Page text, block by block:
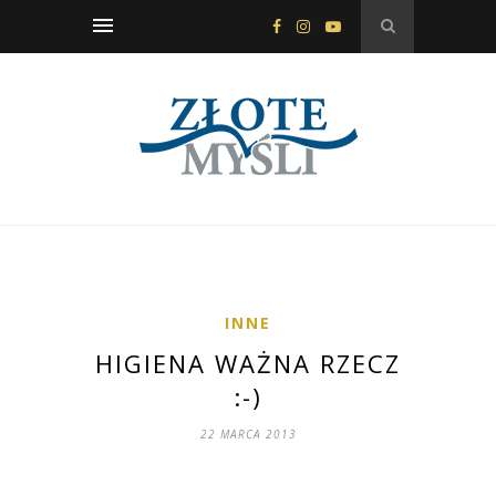
INNE
HIGIENA WAŻNA RZECZ
:-)
22 MARCA 2013